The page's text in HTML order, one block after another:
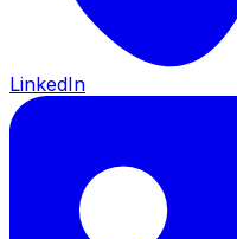
LinkedIn